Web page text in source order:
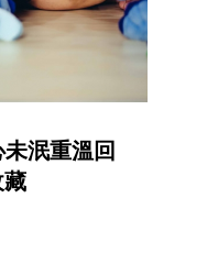
泯重溫回
藏